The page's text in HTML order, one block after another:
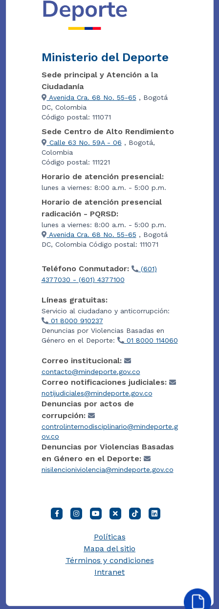
Ministerio del Deporte
Sede principal y Atención a la
Ciudadanía
Avenida Cra. 68 No. 55-65 , Bogotá
DC, Colombia
Código postal: 111071
Sede Centro de Alto Rendimiento
Calle 63 No. 59A - 06 , Bogotá,
Colombia
Código postal: 111221
Horario de atención presencial:
lunes a viernes: 8:00 a.m. - 5:00 p.m.
Horario de atención presencial
radicación - PQRSD:
lunes a viernes: 8:00 a.m. - 5:00 p.m.
Avenida Cra. 68 No. 55-65 , Bogotá
DC, Colombia Código postal: 111071
Teléfono Conmutador:
(601)
4377030 - (601) 4377100
Líneas gratuitas:
Servicio al ciudadano y anticorrupción:
01 8000 910237
Denuncias por Violencias Basadas en
Género en el Deporte:
01 8000 114060
Correo institucional:
contacto@mindeporte.gov.co
Correo notificaciones judiciales:
notijudiciales@mindeporte.gov.co
Denuncias por actos de
corrupción:
controlinternodisciplinario@mindeporte.g
ov.co
Denuncias por Violencias Basadas
en Género en el Deporte:
nisilencioniviolencia@mindeporte.gov.co
Políticas
Mapa del sitio
Términos y condiciones
Intranet